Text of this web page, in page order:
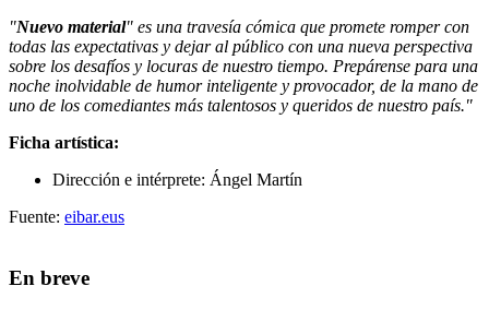
"Nuevo material" es una travesía cómica que promete romper con
todas las expectativas y dejar al público con una nueva perspectiva
sobre los desafíos y locuras de nuestro tiempo. Prepárense para una
noche inolvidable de humor inteligente y provocador, de la mano de
uno de los comediantes más talentosos y queridos de nuestro país."
Ficha artística:
Dirección e intérprete: Ángel Martín
Fuente: eibar.eus
En breve